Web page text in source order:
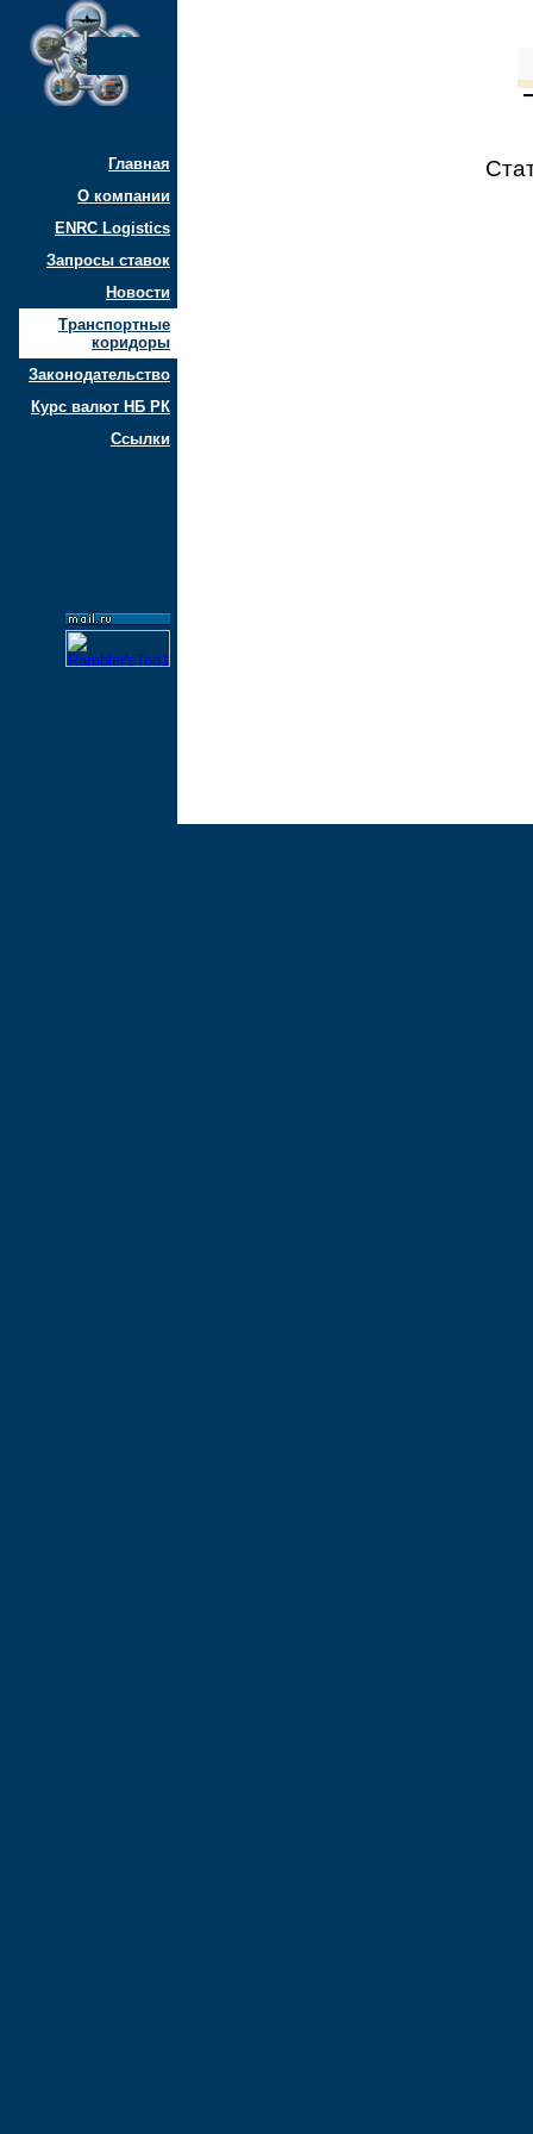
Главная
О компании
ENRC Logistics
Запросы ставок
Новости
Транспортные
коридоры
Законодательство
Курс валют НБ РК
Ссылки